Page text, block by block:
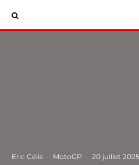
Eric Célis · MotoGP · 20 juillet 2025